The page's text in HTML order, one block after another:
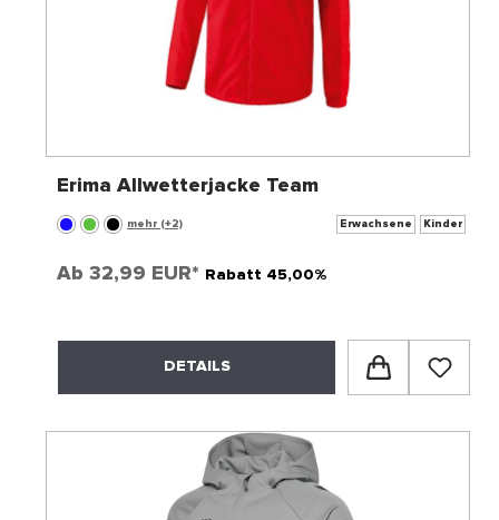
Erima Allwetterjacke Team
mehr (+2) Erwachsene Kinder
Ab 32,99 EUR* Rabatt 45,00%
DETAILS